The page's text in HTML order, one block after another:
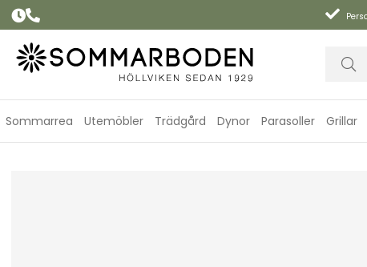
Sommarrea Utemöbler Trädgård Dynor Parasoller Grillar